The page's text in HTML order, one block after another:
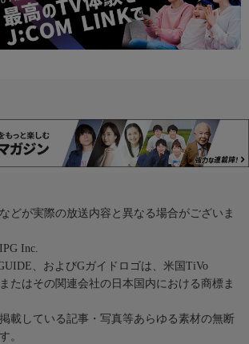
どが実際の放送内容と異なる場合がございま
Inc.
、およびGガイドロゴは、米国TiVo
たはその関連会社の日本国内における商標ま
載している記事・写真等あらゆる素材の無断
。